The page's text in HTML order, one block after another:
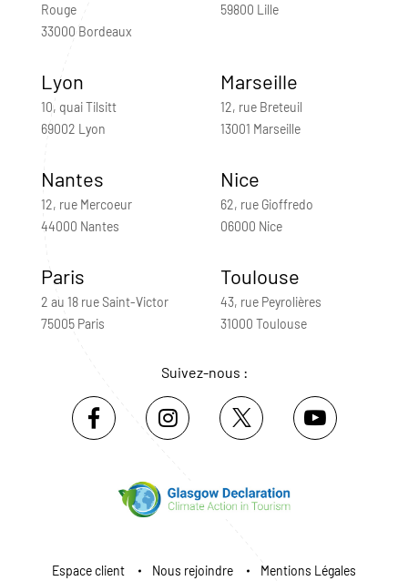
Rouge
33000 Bordeaux
59800 Lille
Lyon
10, quai Tilsitt
69002 Lyon
Marseille
12, rue Breteuil
13001 Marseille
Nantes
12, rue Mercoeur
44000 Nantes
Nice
62, rue Gioffredo
06000 Nice
Paris
2 au 18 rue Saint-Victor
75005 Paris
Toulouse
43, rue Peyrolières
31000 Toulouse
Suivez-nous :
Espace client Nous rejoindre Mentions Légales